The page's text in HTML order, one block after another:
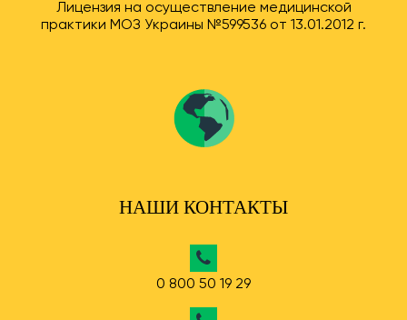
Лицензия на осуществление медицинской
практики МОЗ Украины №599536 от 13.01.2012 г.
НАШИ КОНТАКТЫ
0 800 50 19 29